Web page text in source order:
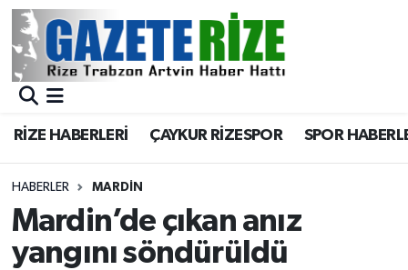
RİZE HABERLERİ ÇAYKUR RİZESPOR SPOR
HABERLER MARDIN
Mardin’de çıkan anız
yangını söndürüldü
BÖLGEMİZ
Asayiş
Rize Jandarma Komutanlığı
Bilim Teknoloji
Merkez Nöbetçi Eczaneler
Merkez Trafik Yoğunluk Haritası
Süper Lig Puan Durumu ve Fikstür
Tüm Manşetler